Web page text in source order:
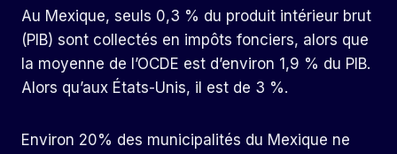
Au Mexique, seuls 0,3 % du produit intérieur brut
(PIB) sont collectés en impôts fonciers, alors que
la moyenne de l’OCDE est d’environ 1,9 % du PIB.
Alors qu’aux États-Unis, il est de 3 %.
Environ 20% des municipalités du Mexique ne